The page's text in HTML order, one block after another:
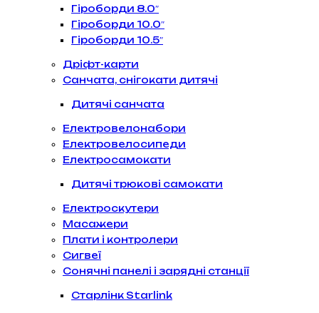
Гіроборди 8.0″
Гіроборди 10.0″
Гіроборди 10.5″
Дріфт-карти
Санчата, снігокати дитячі
Дитячі санчата
Електровелонабори
Електровелосипеди
Електросамокати
Дитячі трюкові самокати
Електроскутери
Масажери
Плати і контролери
Сигвеї
Сонячні панелі і зарядні станції
Старлінк Starlink